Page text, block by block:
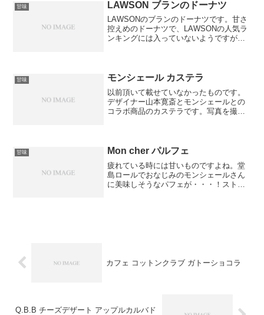
甘味 LAWSON ブランのドーナツ
LAWSONのブランのドーナツです。甘さ
控えめのドーナツで、LAWSONの人気ラ
ンキングには入っていないようですが、
甘味 モンシェール カステラ
以前頂いて載せていなかったものです。
デザイナー山本寛斎とモンシェールとの
コラボ商品のカステラです。写真を撮り
使用している生クリームが違...
甘味 Mon cher パルフェ
疲れている時には甘いものですよね。堂
島ロールでおなじみのモンシェールさん
に美味しそうなパフェが・・・！ストロ
カフェ コットンクラブ ガトーショコラ
Q.B.B チーズデザート アップルカルバド